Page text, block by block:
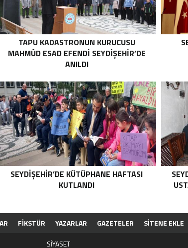
TAPU KADASTRONUN KURUCUSU
MAHMÛD ESAD EFENDI SEYDIŞEHIR’DE
ANILDI
SEYDIŞEHIR’DE KÜTÜPHANE HAFTASI
KUTLANDI
FİKSTÜR YAZARLAR GAZETELER SİTENE EKLE
SİYASET